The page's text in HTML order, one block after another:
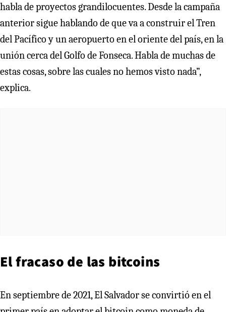
habla de proyectos grandilocuentes. Desde la campaña
anterior sigue hablando de que va a construir el Tren
del Pacífico y un aeropuerto en el oriente del país, en la
unión cerca del Golfo de Fonseca. Habla de muchas de
estas cosas, sobre las cuales no hemos visto nada”,
explica.
El fracaso de las bitcoins
En septiembre de 2021, El Salvador se convirtió en el